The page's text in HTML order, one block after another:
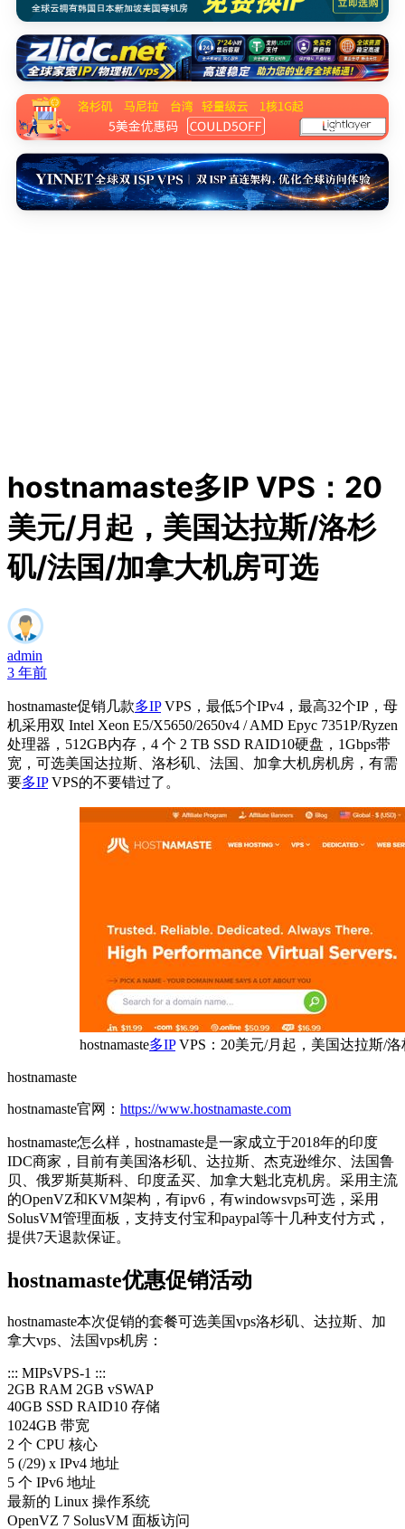
hostnamaste多IP VPS：20
美元/月起，美国达拉斯/洛杉
矶/法国/加拿大机房可选
admin
3 年前
hostnamaste促销几款多IPVPS，最低5个IPv4，最高32个IP，母
机采用双 Intel Xeon E5/X5650/2650v4 / AMD Epyc 7351P/Ryzen
处理器，512GB内存，4 个 2 TB SSD RAID10硬盘，1Gbps带
宽，可选美国达拉斯、洛杉矶、法国、加拿大机房机房，有需
要多IPVPS的不要错过了。
hostnamaste多IPVPS：20美元/月起，美国达拉斯/
hostnamaste
hostnamaste官网： https://www.hostnamaste.com
hostnamaste怎么样，hostnamaste是一家成立于2018年的印度
IDC商家，目前有美国洛杉矶、达拉斯、杰克逊维尔、法国鲁
贝、俄罗斯莫斯科、印度孟买、加拿大魁北克机房。采用主流
的OpenVZ和KVM架构，有ipv6，有windowsvps可选，采用
SolusVM管理面板，支持支付宝和paypal等十几种支付方式，
提供7天退款保证。
hostnamaste优惠促销活动
hostnamaste本次促销的套餐可选美国vps洛杉矶、达拉斯、加
拿大vps、法国vps机房：
::: MIPsVPS-1 :::
2GB RAM 2GB vSWAP
40GB SSD RAID10 存储
1024GB 带宽
2 个 CPU 核心
5 (/29) x IPv4 地址
5 个 IPv6 地址
最新的 Linux 操作系统
OpenVZ 7 SolusVM 面板访问